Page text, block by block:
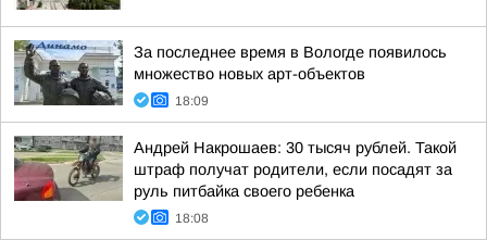
За последнее время в Вологде появилось
множество новых арт-объектов
18:09
Андрей Накрошаев: 30 тысяч рублей. Такой
штраф получат родители, если посадят за
руль питбайка своего ребенка
18:08